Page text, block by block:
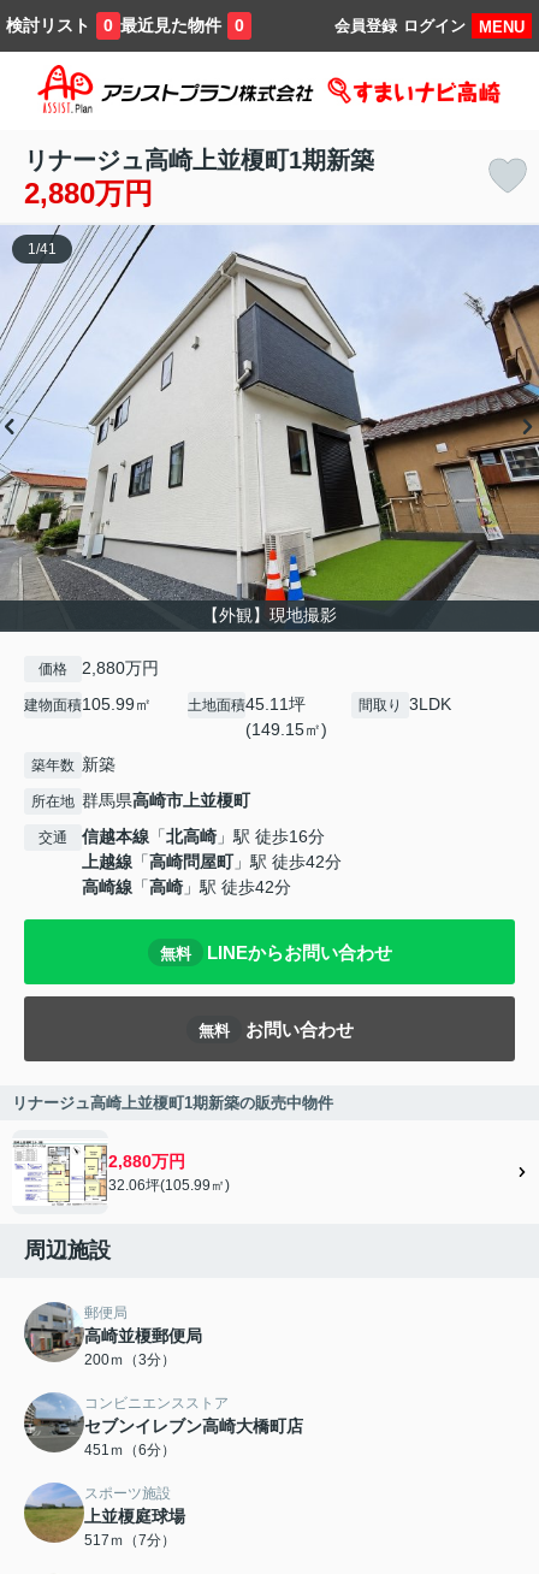
検討リスト 0 最近見た物件 0 MENU
ログイン
会員登録
リナージュ高崎上並榎町1期新築
2,880万円
【外観】現地撮影
1 /41
価格 2,880万円
建物面積105.99㎡ 土地面積45.11坪
(149.15㎡)
間取り 3LDK
築年数 新築
所在地 群馬県高崎市 上並榎町
交通 信越本線 「北高崎 」駅 徒歩16分
上越線 「高崎問屋町」駅 徒歩42分
高崎線 「高崎 」駅 徒歩42分
無料 LINEからお問い合わせ
無料 お問い合わせ
リナージュ高崎上並榎町1期新築の販売中物件
2,880万円
32.06坪(105.99㎡)
周辺施設
郵便局
高崎並榎郵便局
200ｍ（3分）
コンビニエンスストア
セブンイレブン高崎大橋町店
451ｍ（6分）
スポーツ施設
上並榎庭球場
517ｍ（7分）